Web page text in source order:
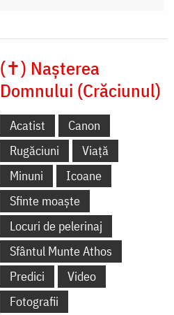
(✝) Nașterea
Domnului (Crăciunul)
Acatist
Canon
Rugăciuni
Viață
Minuni
Icoane
Sfinte moaște
Locuri de pelerinaj
Sfântul Munte Athos
Predici
Video
Fotografii